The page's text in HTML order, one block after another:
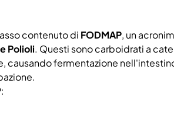
contenuto di FODMAP, un
Polioli. Questi sono carboidrati a
causando fermentazione